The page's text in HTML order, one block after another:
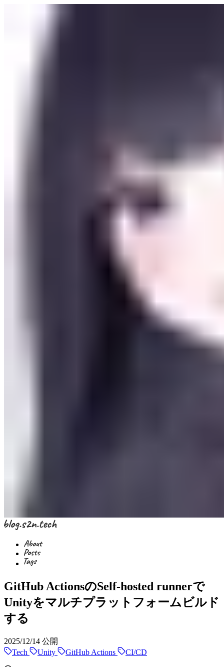
GitHub ActionsのSelf-hosted runnerで
Unityをマルチプラットフォームビルド
する
2025/12/14 公開
Tech
Unity GitHub Actions CI/CD